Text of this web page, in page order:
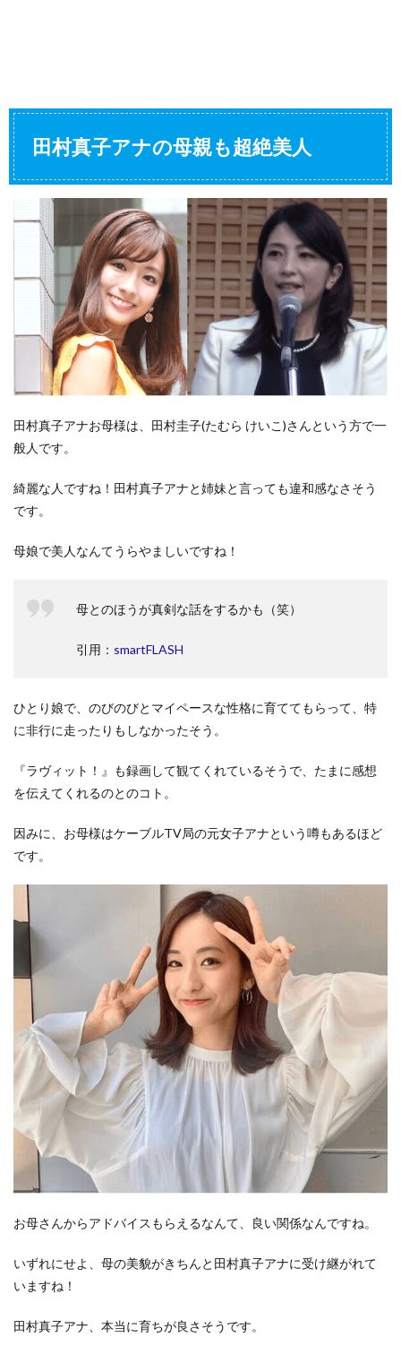
田村真子アナの母親も超絶美人
田村真子アナお母様は、田村圭子(たむら けいこ)さんという方で一
般人です。
綺麗な人ですね！田村真子アナと姉妹と言っても違和感なさそう
です。
母娘で美人なんてうらやましいですね！
母とのほうが真剣な話をするかも（笑）
引用： smartFLASH
ひとり娘で、のびのびとマイペースな性格に育ててもらって、特
に非行に走ったりもしなかったそう。
『ラヴィット！』も録画して観てくれているそうで、たまに感想
を伝えてくれるのとのコト。
因みに、お母様はケーブルTV局の元女子アナという噂もあるほど
です。
お母さんからアドバイスもらえるなんて、良い関係なんですね。
いずれにせよ、母の美貌がきちんと田村真子アナに受け継がれて
いますね！
田村真子アナ、本当に育ちが良さそうです。